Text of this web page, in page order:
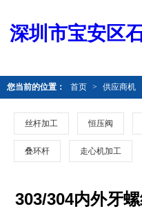
深圳市宝安区
您当前的位置： 首页 > 供应商机
丝杆加工 恒压阀
叠环杆 走心机加工
303/304内外牙